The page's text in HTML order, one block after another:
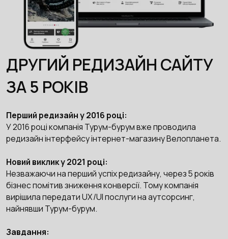
ДРУГИЙ РЕДИЗАЙН САЙТУ
ЗА 5 РОКІВ
Перший редизайн у 2016 році:
У 2016 році компанія Турум-бурум вже проводила
редизайн інтерфейсу інтернет-магазину Велопланета.
Новий виклик у 2021 році:
Незважаючи на перший успіх редизайну, через 5 років
бізнес помітив зниження конверсії. Тому компанія
вирішила передати UX/UI послуги на аутсорсинг,
найнявши Турум-бурум.
Завдання: